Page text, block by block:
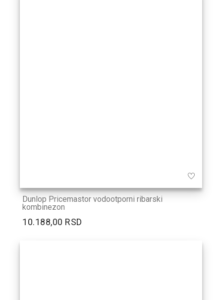
Dunlop Pricemastor vodootporni ribarski
kombinezon
10.188,00 RSD